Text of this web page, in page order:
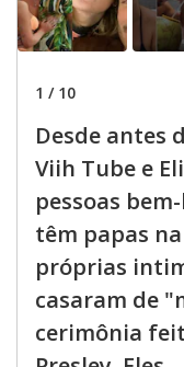
1 / 10
Desde antes
Viih Tube e
pessoas
têm papas
próprias
casaram de
cerimônia